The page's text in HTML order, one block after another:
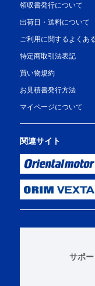
領収書発行について
出荷日・送料について
ご利用に関するよくあ
特定商取引法表記
買い物規約
お見積書発行方法
マイページについて
関連サイト
サポ